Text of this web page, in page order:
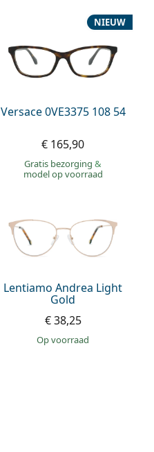
Versace 0VE3375 108 54
NIEUW
€ 165,90
Gratis bezorging&
model op voorraad
Lentiamo Andrea Light
Gold
€ 38,25
op voorraad